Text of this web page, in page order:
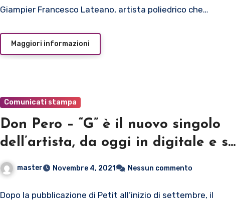
Giampier Francesco Lateano, artista poliedrico che…
Maggiori informazioni
Comunicati stampa
Don Pero – “G” è il nuovo singolo
dell’artista, da oggi in digitale e su
YouTube
master Novembre 4, 2021 Nessun commento
Dopo la pubblicazione di Petit all’inizio di settembre, il